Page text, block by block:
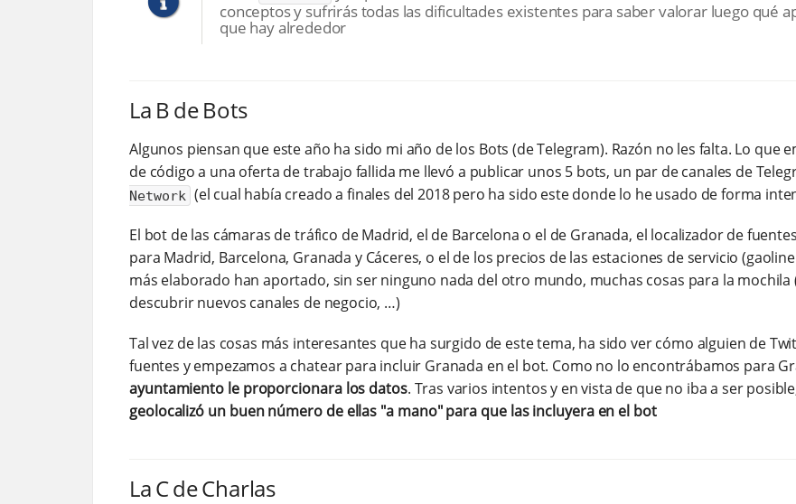
conceptos y sufrirás todas las dificultades existentes para saber valorar luego qué
que hay alrededor
La B de Bots
Algunos piensan que este año ha sido mi año de los Bots (de Telegram). Razón no les falta. Lo
de código a una oferta de trabajo fallida me llevó a publicar unos 5 bots, un par de canales de
Network (el cual había creado a finales del 2018 pero ha sido este donde lo he usado de forma
El bot de las cámaras de tráfico de Madrid, el de Barcelona o el de Granada, el localizador de
para Madrid, Barcelona, Granada y Cáceres, o el de los precios de las estaciones de servicio
más elaborado han aportado, sin ser ninguno nada del otro mundo, muchas cosas para la
descubrir nuevos canales de negocio, …​)
Tal vez de las cosas más interesantes que ha surgido de este tema, ha sido ver cómo alguien de
fuentes y empezamos a chatear para incluir Granada en el bot. Como no lo encontrábamos para
ayuntamiento le proporcionara los datos. Tras varios intentos y en vista de que no iba a ser
geolocalizó un buen número de ellas "a mano" para que las incluyera en el bot
La C de Charlas